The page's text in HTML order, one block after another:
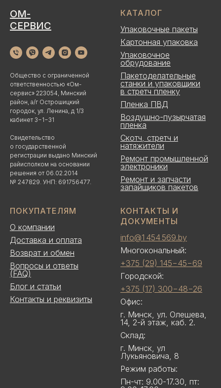
ОМ-
СЕРВИС
Общество с ограниченной
ответственностью «Ом-
сервис» 223054, Минский
район, а/г Острошицкий
городок, ул. Ленина, д 1/3
кабинет 3−1−31
Свидетельство
о государственной
регистрации выдано Минский
райисполком на основании
решения от 06.02.2014
№ 247829. УНП: 691756477.
КАТАЛОГ
Упаковочные пакеты
Картонная упаковка
Упаковочное
обрудование
Пакетоделательные
станки и упаковщики
в стретч пленку
Пленка ПВД
Воздушно-пузырчатая
пленка
Скотч, стретч и
натяжители
Ремонт промышленной
электроники
Ремонт и запчасти
запайщиков пакетов
ПОКУПАТЕЛЯМ
О компании
Доставка и оплата
Возврат и обмен
Вопросы и ответы
(FAQ)
Блог и статьи
Контакты и реквизиты
КОНТАКТЫ И
ДОКУМЕНТЫ
info@1 454 569.by
Многокональный:
+375 (29) 145−45−69
Городской:
+375 (17) 300−48−26
Офис:
г. Минск, ул. Олешева,
14, 2-й этаж, каб. 2.
Склад:
г. Минск, ул
Лукьяновича, 8
Режим работы:
Пн-чт: 9.00-17.30, пт: